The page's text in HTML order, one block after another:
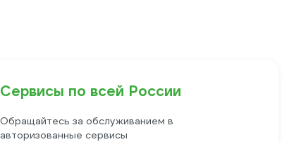
Сервисы по всей России
Обращайтесь за обслуживанием в
авторизованные сервисы